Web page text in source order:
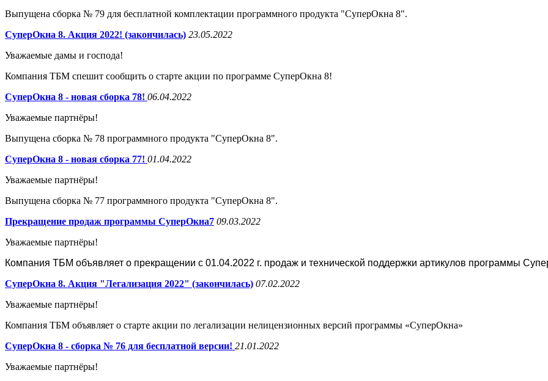
Выпущена сборка № 79 для бесплатной комплектации программного продукта "СуперОкна 8".
СуперОкна 8. Акция 2022! (закончилась) 23.05.2022
Уважаемые дамы и господа!
Компания ТБМ спешит сообщить о старте акции по программе СуперОкна 8!
СуперОкна 8 - новая сборка 78! 06.04.2022
Уважаемые партнёры!
Выпущена сборка № 78 программного продукта "СуперОкна 8".
СуперОкна 8 - новая сборка 77! 01.04.2022
Уважаемые партнёры!
Выпущена сборка № 77 программного продукта "СуперОкна 8".
Прекращение продаж программы СуперОкна7 09.03.2022
Уважаемые партнёры!
Компания ТБМ объявляет о прекращении с 01.04.2022 г. продаж и технической поддержки артикулов программы
СуперОкна 8. Акция "Легализация 2022" (закончилась) 07.02.2022
Уважаемые партнёры!
Компания ТБМ объявляет о старте акции по легализации нелицензионных версий программы «СуперОкна»
СуперОкна 8 - сборка № 76 для бесплатной версии! 21.01.2022
Уважаемые партнёры!